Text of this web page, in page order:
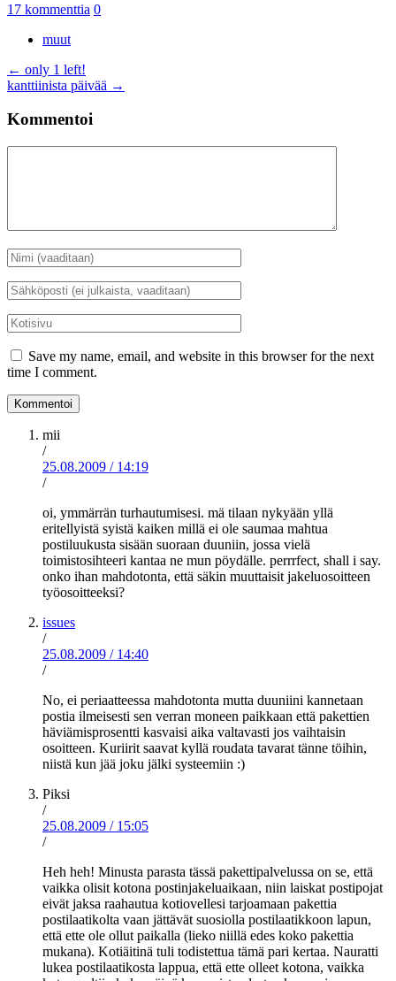
17 kommenttia 0
muut
Artikkelien
selaus
← only 1 left!
kanttiinista päivää →
Kommentoi
Nimi
*
Sähköposti
*
Kotisivu
Save my name, email, and website in this browser for the next
time I comment.
mii
/
25.08.2009 / 14:19
/
oi, ymmärrän turhautumisesi. mä tilaan nykyään yllä
eritellyistä syistä kaiken millä ei ole saumaa mahtua
postiluukusta sisään suoraan duuniin, jossa vielä
toimistosihteeri kantaa ne mun pöydälle. perrrfect, shall i say.
onko ihan mahdotonta, että säkin muuttaisit jakeluosoitteen
työosoitteeksi?
issues
/
25.08.2009 / 14:40
/
No, ei periaatteessa mahdotonta mutta duuniini kannetaan
postia ilmeisesti sen verran moneen paikkaan että pakettien
häviämisprosentti kasvaisi aika valtavasti jos vaihtaisin
osoitteen. Kuriirit saavat kyllä roudata tavarat tänne töihin,
niistä kun jää joku jälki systeemiin :)
Piksi
/
25.08.2009 / 15:05
/
Heh heh! Minusta parasta tässä pakettipalvelussa on se, että
vaikka olisit kotona postinjakeluaikaan, niin laiskat postipojat
eivät jaksa raahautua kotiovellesi tarjoamaan pakettia
postilaatikolta vaan jättävät suosiolla postilaatikkoon lapun,
että ette ole ollut paikalla (lieko niillä edes koko pakettia
mukana). Kotiäitinä tuli todistettua tämä pari kertaa. Nauratti
lukea postilaatikosta lappua, että ette olleet kotona, vaikka